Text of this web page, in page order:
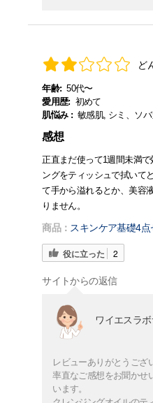
ど
年齢: 50代〜
愛用歴: 初めて
肌悩み : 敏感肌, シミ、ソ
感想
正直まだ使って1週間未満
ングをティッシュで拭いて
て手から溢れるとか、美容
りません。
商品： スキンケア基礎4点
役に立った 2
サイトからの返信
ワイエスラ
レビューありがとうござ
率直なご感想をお聞かせ
います。